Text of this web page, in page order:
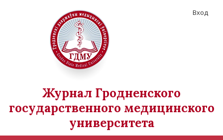
Журнал Гродненского
государственного медицинского
университета
Вход